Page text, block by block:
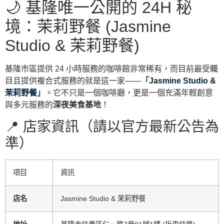
🌙 基隆唯一公開的 24H 秘
境：茉莉野餐 (Jasmine
Studio & 茉莉野餐)
基隆市區提供 24 小時服務的咖啡館非常稀有，而目前最受矚
目且提供複合式服務的就是這一家—— 「Jasmine Studio &
茉莉野餐」
。它不只是一個咖啡廳，更是一個充滿年輕創意
與多元服務的深夜美食基地 ！
📍 店家資訊（請以官方最新公告為
準）
項目 資訊
店名 Jasmine Studio & 茉莉野餐